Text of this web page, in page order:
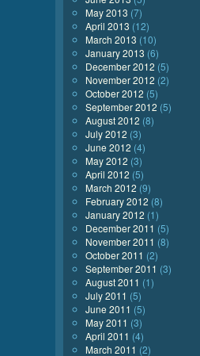
May 2013 (7)
April 2013 (12)
March 2013 (10)
January 2013 (6)
December 2012 (5)
November 2012 (2)
October 2012 (5)
September 2012 (5)
August 2012 (8)
July 2012 (3)
June 2012 (4)
May 2012 (3)
April 2012 (5)
March 2012 (9)
February 2012 (8)
January 2012 (1)
December 2011 (5)
November 2011 (8)
October 2011 (2)
September 2011 (3)
August 2011 (1)
July 2011 (5)
June 2011 (5)
May 2011 (3)
April 2011 (4)
March 2011 (2)